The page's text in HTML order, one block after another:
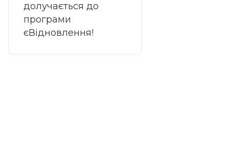
долучається до
програми
єВідновлення!